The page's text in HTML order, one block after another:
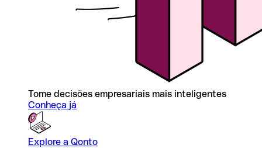
Tome decisões empresariais mais inteligentes
Conheça já
Explore a Qonto